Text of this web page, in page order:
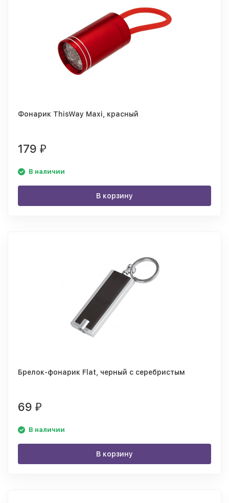
Фонарик ThisWay Maxi, красный
179 ₽
В наличии
В корзину
Брелок-фонарик Flat, черный с серебристым
69 ₽
В наличии
В корзину